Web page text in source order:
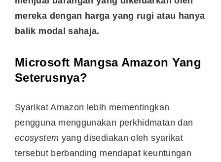
mereka dengan harga yang rugi atau hanya
balik modal sahaja.
Microsoft Mangsa Amazon Yang
Seterusnya?
Syarikat Amazon lebih mementingkan
pengguna menggunakan perkhidmatan dan
ecosystem yang disediakan oleh syarikat
tersebut berbanding mendapat keuntungan